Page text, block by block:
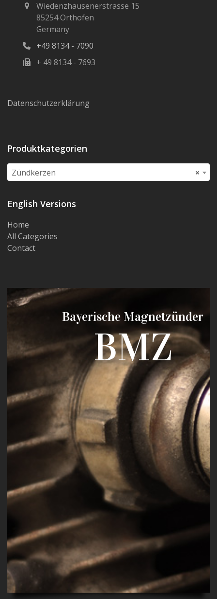
Wiedenzhausenerstrasse 15
85254 Orthofen
Germany
+49 8134 - 7090
+ 49 8134 - 7693
Datenschutzerklärung
Produktkategorien
×
Zündkerzen
English Versions
Home
All Categories
Contact
Bayerische Magnetzünder
BMZ